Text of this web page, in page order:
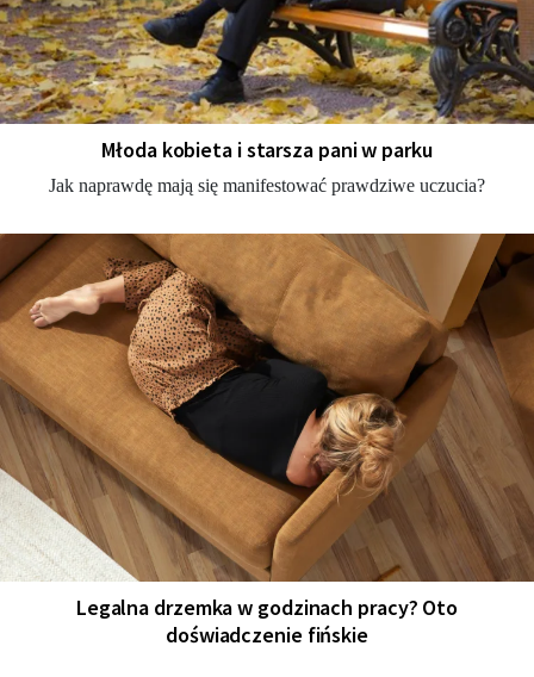
Młoda kobieta i starsza pani w parku
Jak naprawdę mają się manifestować prawdziwe uczucia?
Legalna drzemka w godzinach pracy? Oto
doświadczenie fińskie